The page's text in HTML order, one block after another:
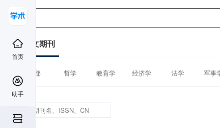
首页
助手
中文期刊
全部 哲学 教育学 经济学 法学 军事